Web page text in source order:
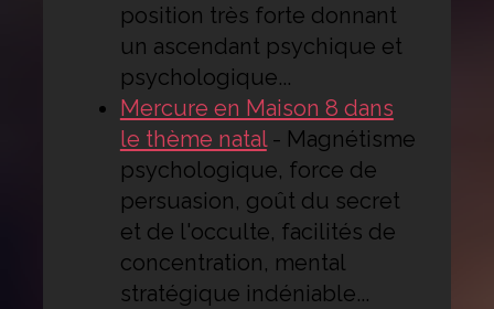
position très forte donnant
un ascendant psychique et
psychologique...
Mercure en Maison 8 dans
le thème natal - Magnétisme
psychologique, force de
persuasion, goût du secret
et de l'occulte, facilités de
concentration, mental
stratégique indéniable...